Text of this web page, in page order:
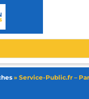
» Service-Public.fr –